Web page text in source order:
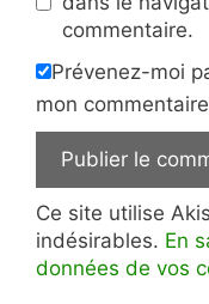
commentaire.
Prévenez-moi
mon
Ce site utilise
indésirables. En
données de vos